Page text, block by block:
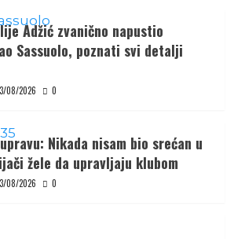
Adžić zvanično napustio
Sassuolo, poznati svi detalji
08/2026 0
Nikada nisam bio srećan u
žele da upravljaju klubom
08/2026 0